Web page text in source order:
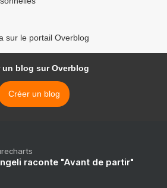
sur le portail Overblog
un blog sur Overblog
Créer un blog
raconte "Avant de partir"